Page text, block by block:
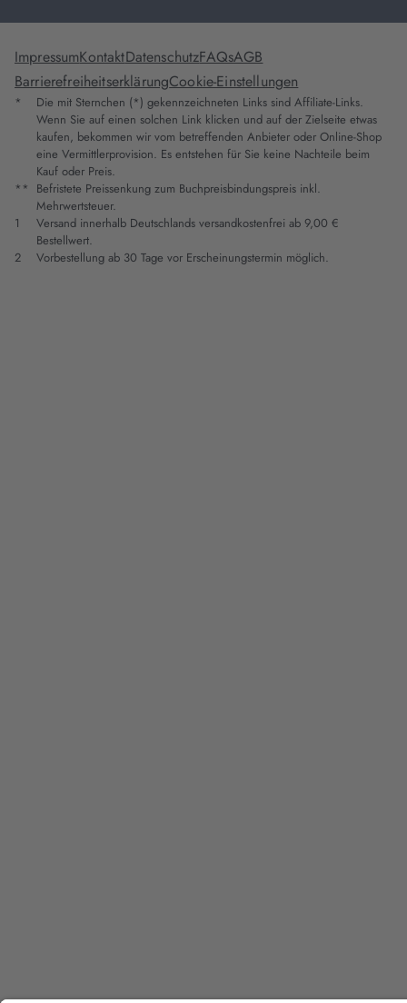
ImpressumKontaktDatenschutzFAQsAGB
BarrierefreiheitserklärungCookie-Einstellungen
*
Die mit Sternchen (*) gekennzeichneten Links sind Affiliate-Links.
Wenn Sie auf einen solchen Link klicken und auf der Zielseite etwas
kaufen, bekommen wir vom betreffenden Anbieter oder Online-Shop
eine Vermittlerprovision. Es entstehen für Sie keine Nachteile beim
Kauf oder Preis.
** Befristete Preissenkung zum Buchpreisbindungspreis inkl.
Mehrwertsteuer.
1
Versand innerhalb Deutschlands versandkostenfrei ab 9,00 €
Bestellwert.
2
Vorbestellung ab 30 Tage vor Erscheinungstermin möglich.